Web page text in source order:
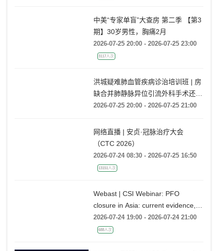
中美“专家单盲”大查房 第二季 【第3
期】30岁男性，胸痛2月
2026-07-25 20:00 - 2026-07-25 23:00
3117人次
洪城疑难肺血管疾病诊治培训班 | 房
缺合并肺静脉异位引流外科手术还是
药物保守治疗?
2026-07-25 20:00 - 2026-07-25 21:00
网络直播 | 安贞·冠脉治疗大会
（CTC 2026）
2026-07-24 08:30 - 2026-07-25 16:50
13151人次
Webast | CSI Webinar: PFO
closure in Asia: current evidence,
emerging indications and future
directions
2026-07-24 19:00 - 2026-07-24 21:00
688人次